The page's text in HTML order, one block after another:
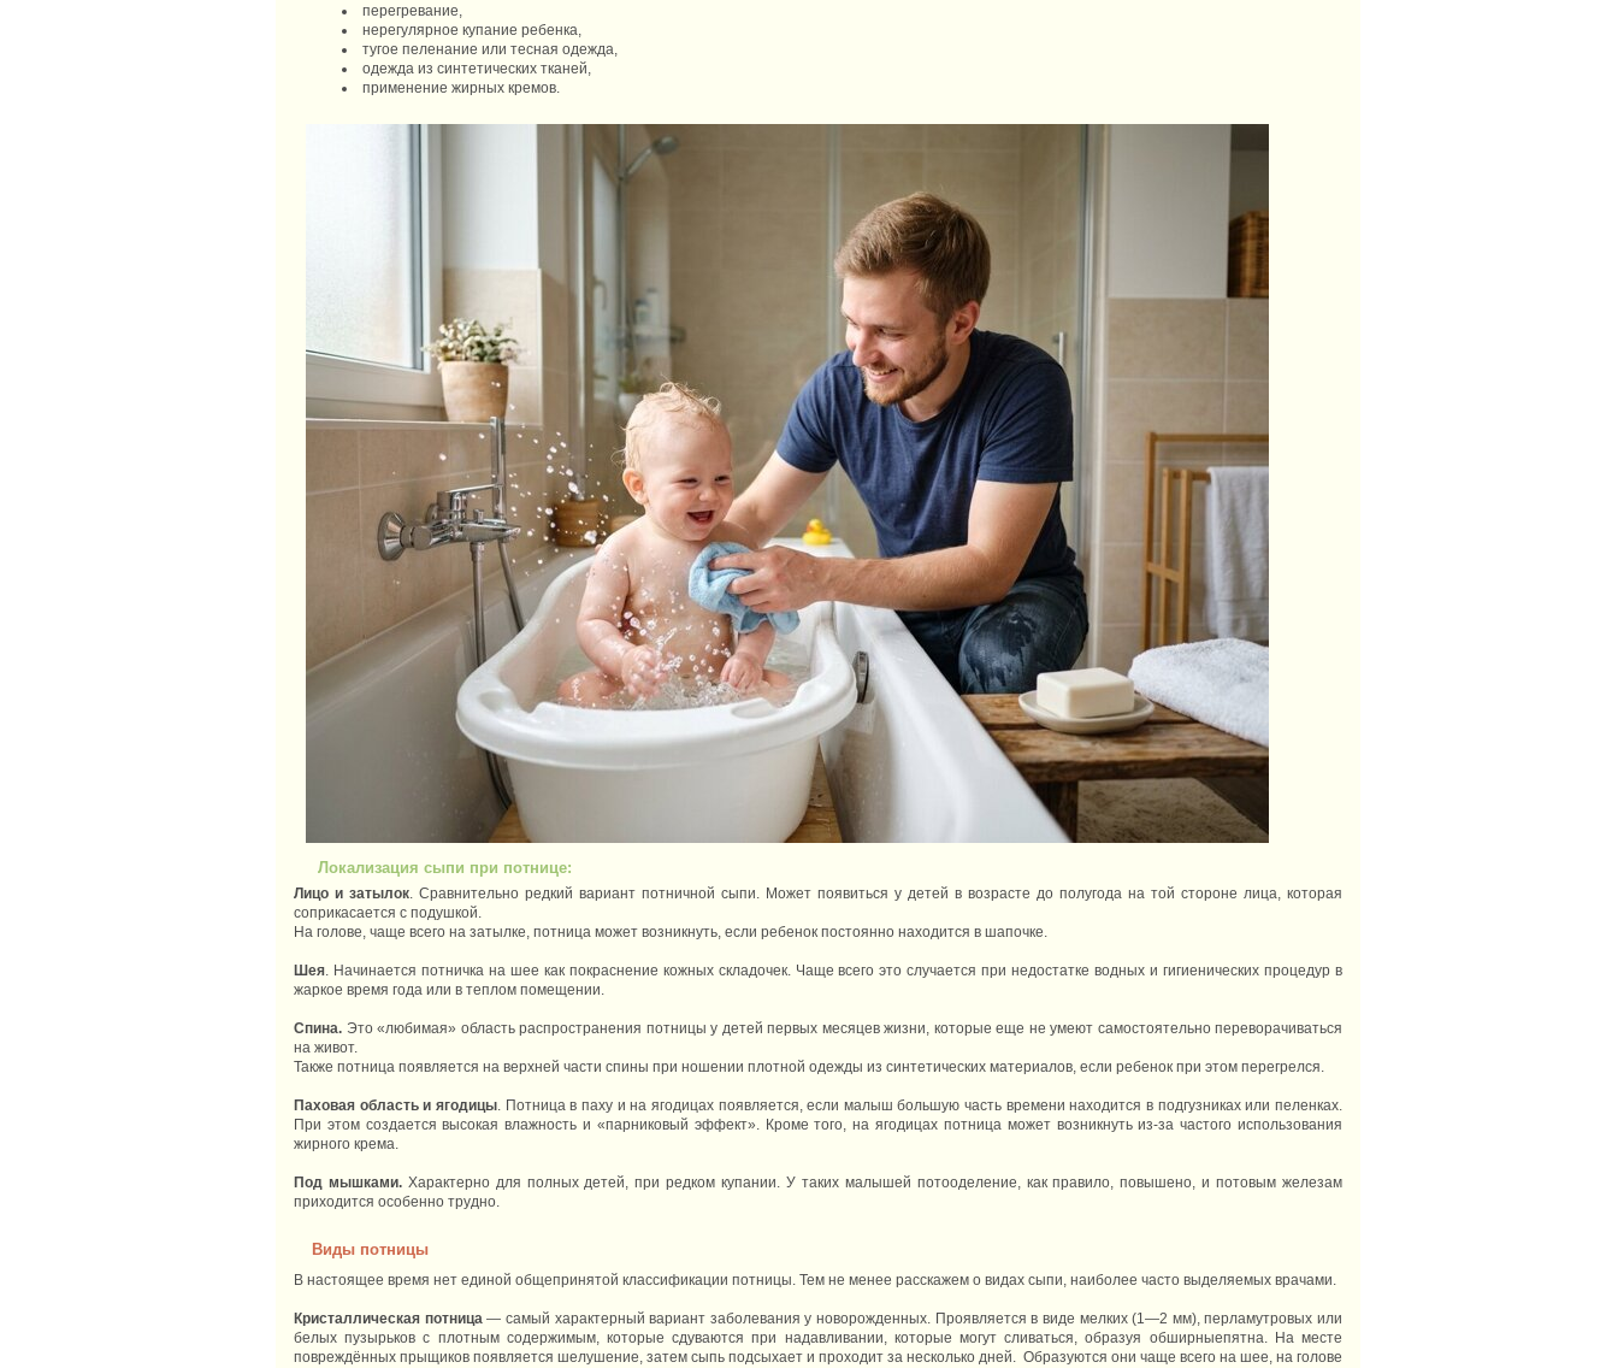
перегревание,
нерегулярное купание ребенка,
тугое пеленание или тесная одежда,
одежда из синтетических тканей,
применение жирных кремов.
Локализация сыпи при потнице:
Лицо и затылок . Сравнительно редкий вариант потничной сыпи. Может появиться у детей в возрасте до полугода на той стороне лица, которая
соприкасается с подушкой.
На голове, чаще всего на затылке, потница может возникнуть, если ребенок постоянно находится в шапочке.
Шея . Начинается потничка на шее как покраснение кожных складочек. Чаще всего это случается при недостатке водных и гигиенических процедур в
жаркое время года или в теплом помещении.
Спина. Это «любимая» область распространения потницы у детей первых месяцев жизни, которые еще не умеют самостоятельно переворачиваться
на живот.
Также потница появляется на верхней части спины при ношении плотной одежды из синтетических материалов, если ребенок при этом перегрелся.
Паховая область и ягодицы. Потница в паху и на ягодицах появляется, если малыш большую часть времени находится в подгузниках или пеленках.
При этом создается высокая влажность и «парниковый эффект». Кроме того, на ягодицах потница может возникнуть из-за частого использования
жирного крема.
Под мышками.Характерно для полных детей, при редком купании. У таких малышей потооделение, как правило, повышено, и потовым железам
приходится особенно трудно.
Виды потницы
В настоящее время нет единой общепринятой классификации потницы. Тем не менее расскажем о видах сыпи, наиболее часто выделяемых врачами.
Кристаллическая потница— самый характерный вариант заболевания у новорожденных. Проявляется в виде мелких (1—2 мм), перламутровых или
белых пузырьков с плотным содержимым, которые сдуваются при надавливании, которые могут сливаться, образуя обширныепятна. На месте
повреждённых прыщиков появляется шелушение, затем сыпь подсыхает и проходит за несколько дней. Образуются они чаще всего на шее, на голове